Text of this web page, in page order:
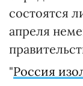
состоятся
апреля
"Россия